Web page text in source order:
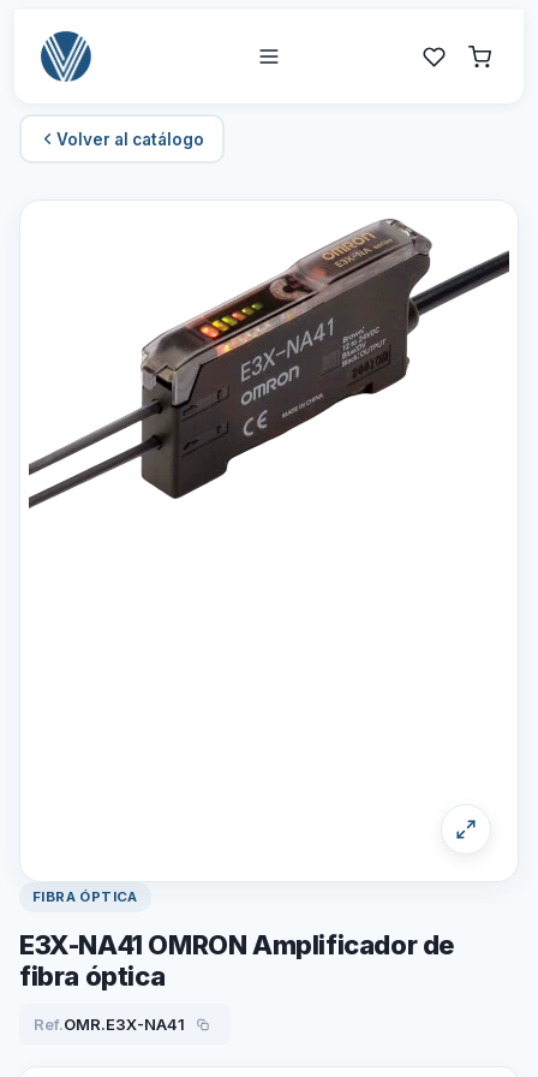
Volver al catálogo
FIBRA ÓPTICA
E3X-NA41 OMRON Amplificador de
fibra óptica
Ref.OMR.E3X-NA41